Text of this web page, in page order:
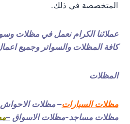
المتخصصة في ذلك.
عملائنا الكرام نعمل في مظلات
كافة المظلات والسواتر وجميع
المظلات
مظلات السيارات– مظلات
مظلات مساجد-مظلات الاسواق –